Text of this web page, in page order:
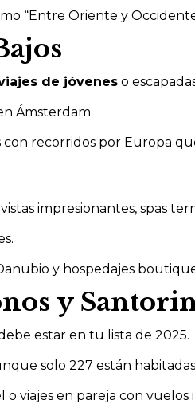
“Entre Oriente y
de jóvenes o
Ámsterdam.
con recorridos por Europa
impresionantes, spas
y hospedajes
y
estar en tu lista de 2025.
solo 227 están
viajes en pareja con vuelos